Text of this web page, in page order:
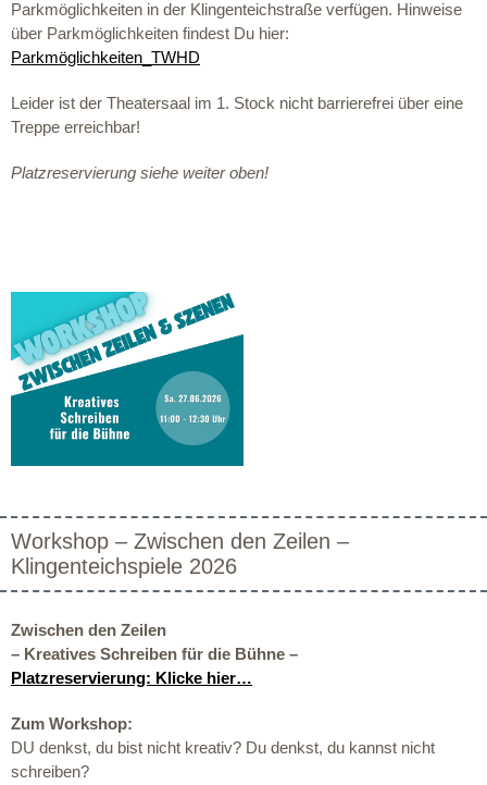
Parkmöglichkeiten in der Klingenteichstraße verfügen. Hinweise
über Parkmöglichkeiten findest Du hier:
Parkmöglichkeiten_TWHD
Leider ist der Theatersaal im 1. Stock nicht barrierefrei über eine
Treppe erreichbar!
Platzreservierung siehe weiter oben!
Workshop – Zwischen den Zeilen –
Klingenteichspiele 2026
Zwischen den Zeilen
– Kreatives Schreiben für die Bühne –
Platzreservierung: Klicke hier…
Zum Workshop:
DU denkst, du bist nicht kreativ? Du denkst, du kannst nicht
schreiben?